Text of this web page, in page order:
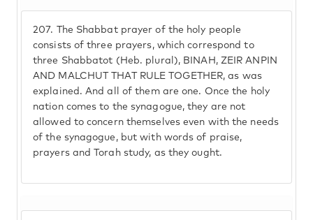
207.
The Shabbat prayer of the holy people
consists of three prayers, which correspond to
three Shabbatot (Heb. plural), BINAH, ZEIR ANPIN
AND MALCHUT THAT RULE TOGETHER, as was
explained. And all of them are one. Once the holy
nation comes to the synagogue, they are not
allowed to concern themselves even with the needs
of the synagogue, but with words of praise,
prayers and Torah study, as they ought.